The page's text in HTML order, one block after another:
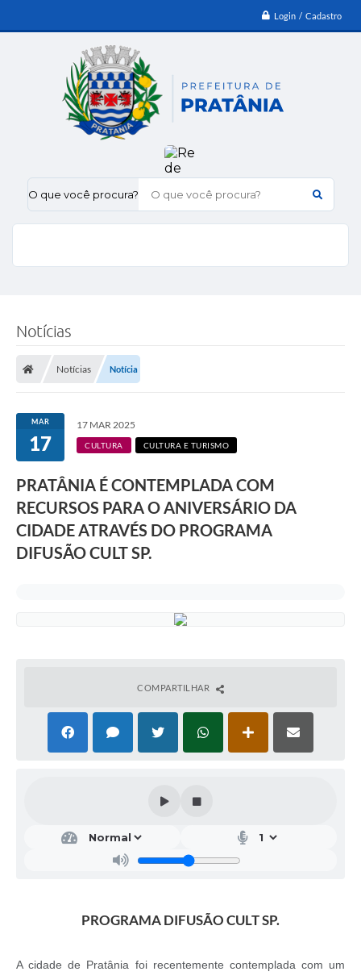
Login / Cadastro
O que você procura?
Notícias
Notícias Notícia
MAR
17
17 MAR 2025
CULTURA CULTURA E TURISMO
PRATÂNIA É CONTEMPLADA COM
RECURSOS PARA O ANIVERSÁRIO DA
CIDADE ATRAVÉS DO PROGRAMA
DIFUSÃO CULT SP.
COMPARTILHAR
PROGRAMA DIFUSÃO CULT SP.
A cidade de Pratânia foi recentemente contemplada com um